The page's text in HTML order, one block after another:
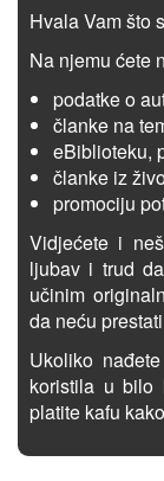
Hvala Vam što
Na njemu ćete
podatke o
članke na
eBiblioteku,
članke iz
promociju
Vidjećete i
ljubav i trud
učinim
da neću
Ukoliko
koristila u bilo
platite kafu